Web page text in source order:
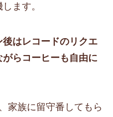
ます。
はレコードのリクエ
がらコーヒーも自由に
家族に留守番してもら